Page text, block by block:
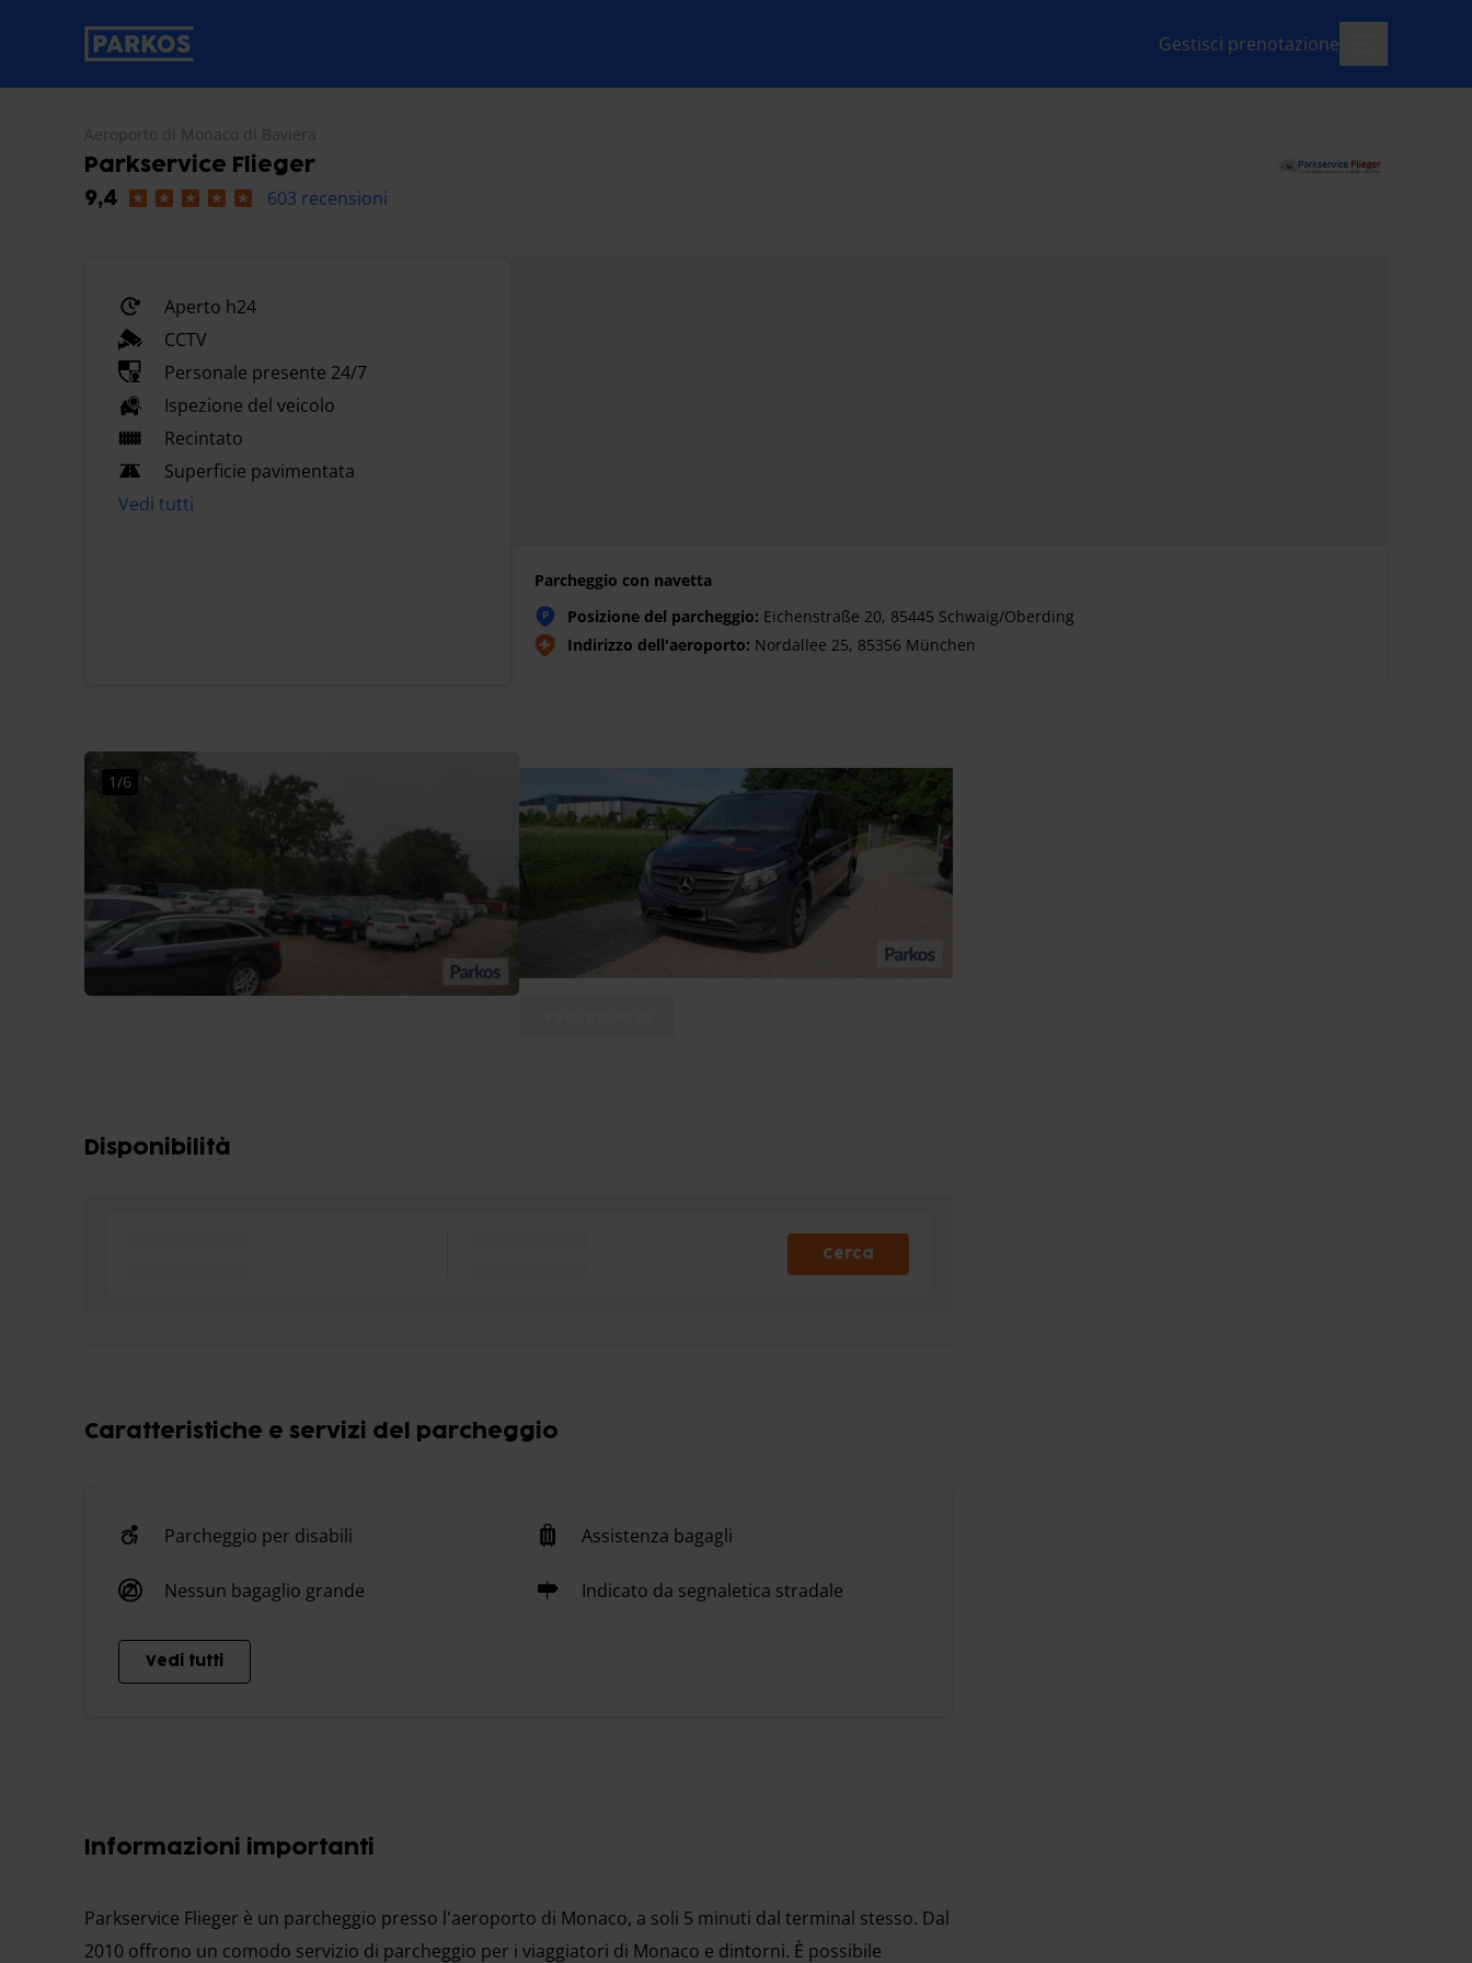
etichetta-navigazione-principale Gestisci prenotazione
Aeroporto di Monaco di Baviera
Parkservice Flieger
9,4
603 recensioni
Aperto h24
CCTV
Personale presente 24/7
Ispezione del veicolo
Recintato
Superficie pavimentata
Vedi tutti
Parcheggio con navetta
P Posizione del parcheggio: Eichenstraße 20, 85445 Schwaig/Oberding
Indirizzo dell'aeroporto: Nordallee 25, 85356 München
1/6
Disponibilità
Cerca
Caratteristiche e servizi del parcheggio
Parcheggio per disabili Assistenza bagagli
Nessun bagaglio grande Indicato da segnaletica stradale
Vedi tutti
Informazioni importanti
Parkservice Flieger è un parcheggio presso l'aeroporto di Monaco, a soli 5 minuti dal terminal stesso. Dal
2010 offrono un comodo servizio di parcheggio per i viaggiatori di Monaco e dintorni. È possibile